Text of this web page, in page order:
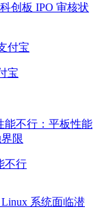
创板 IPO 审核状
宝
不行